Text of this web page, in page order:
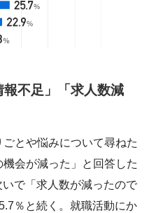
不足」「求人数減
とや悩みについて尋ねた
会が減った」と回答した
で「求人数が減ったので
％と続く。就職活動にか